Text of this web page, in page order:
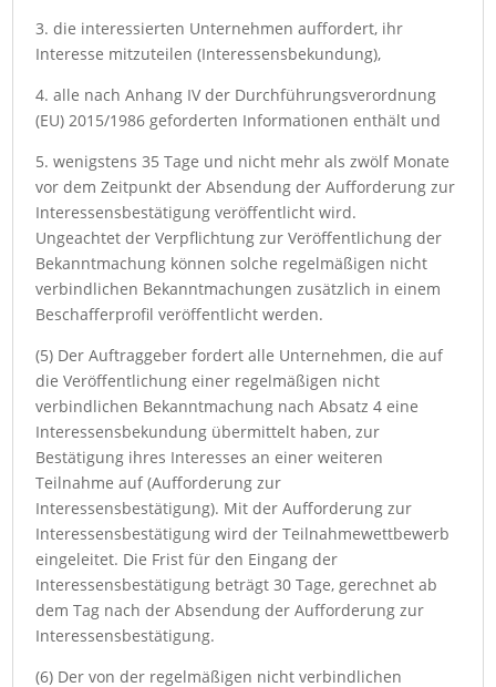
3. die interessierten Unternehmen auffordert, ihr
Interesse mitzuteilen (Interessensbekundung),
4. alle nach Anhang IV der Durchführungsverordnung
(EU) 2015/1986 geforderten Informationen enthält und
5. wenigstens 35 Tage und nicht mehr als zwölf Monate
vor dem Zeitpunkt der Absendung der Aufforderung zur
Interessensbestätigung veröffentlicht wird.
Ungeachtet der Verpflichtung zur Veröffentlichung der
Bekanntmachung können solche regelmäßigen nicht
verbindlichen Bekanntmachungen zusätzlich in einem
Beschafferprofil veröffentlicht werden.
(5) Der Auftraggeber fordert alle Unternehmen, die auf
die Veröffentlichung einer regelmäßigen nicht
verbindlichen Bekanntmachung nach Absatz 4 eine
Interessensbekundung übermittelt haben, zur
Bestätigung ihres Interesses an einer weiteren
Teilnahme auf (Aufforderung zur
Interessensbestätigung). Mit der Aufforderung zur
Interessensbestätigung wird der Teilnahmewettbewerb
eingeleitet. Die Frist für den Eingang der
Interessensbestätigung beträgt 30 Tage, gerechnet ab
dem Tag nach der Absendung der Aufforderung zur
Interessensbestätigung.
(6) Der von der regelmäßigen nicht verbindlichen